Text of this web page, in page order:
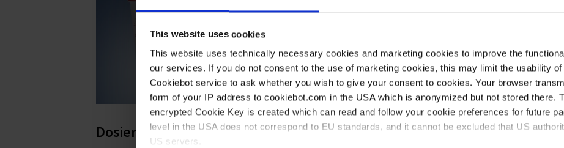
This website uses cookies
This website uses technically necessary cookies and marketing cookies to improve the
our services. If you do not consent to the use of marketing cookies, this may limit the usability
Cookiebot service to ask whether you wish to give your consent to cookies. Your browser
form of your IP address to cookiebot.com in the USA which is anonymized but not stored there.
encrypted Cookie Key is created which can read and follow your cookie preferences for future
level in the USA does not correspond to EU standards, and it cannot be excluded that US
US servers.
Dosieren Pipettieren